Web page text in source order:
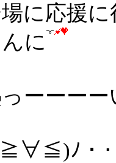
に応援
に
ーーーー
ﾉ・